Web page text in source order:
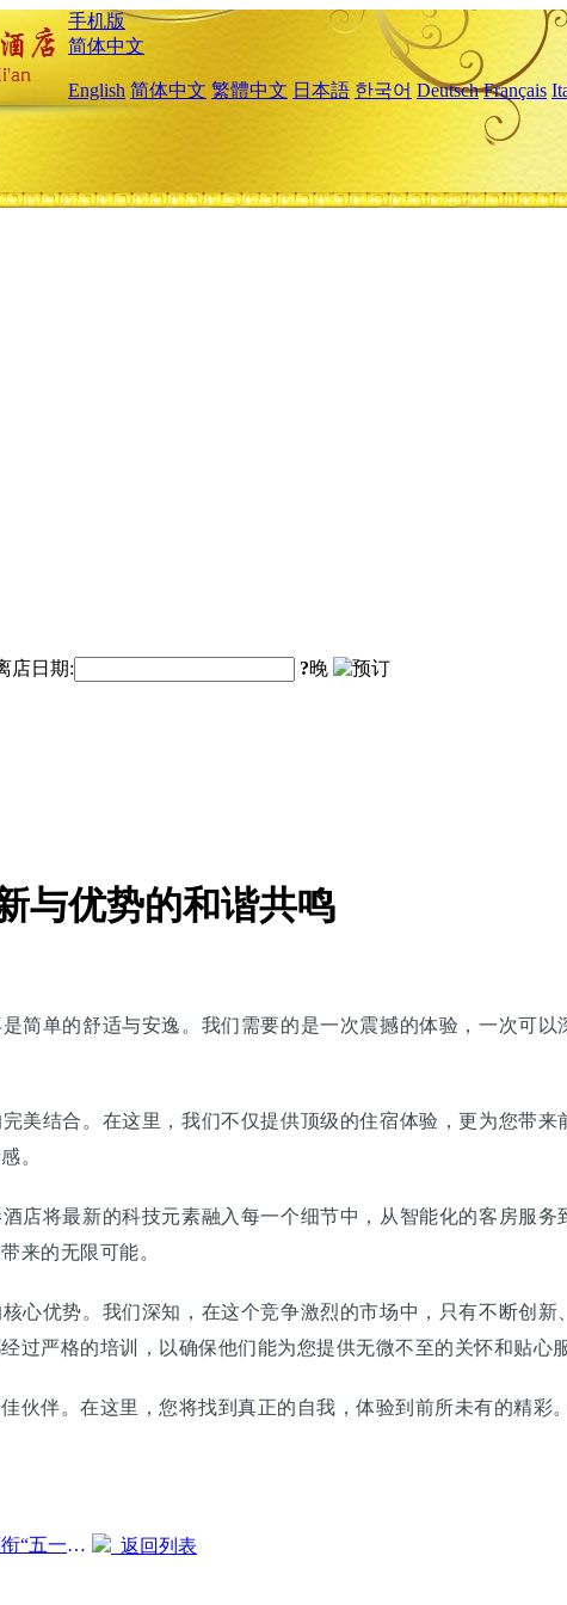
手机版
简体中文
English 简体中文 繁體中文 日本語 한국어 Deutsch Français
店日期: ?晚
与优势的和谐共鸣
简单的舒适与安逸。我们需要的是一次震撼的体验，一次可
结合。在这里，我们不仅提供顶级的住宿体验，更为您带来
。
将最新的科技元素融入每一个细节中，从智能化的客房服务
来的无限可能。
优势。我们深知，在这个竞争激烈的市场中，只有不断创新
过严格的培训，以确保他们能为您提供无微不至的关怀和贴心服
伴。在这里，您将找到真正的自我，体验到前所未有的精彩
前一篇：城市度假和人文度假领衔“五一”假期旅游消费新趋势 返回列表